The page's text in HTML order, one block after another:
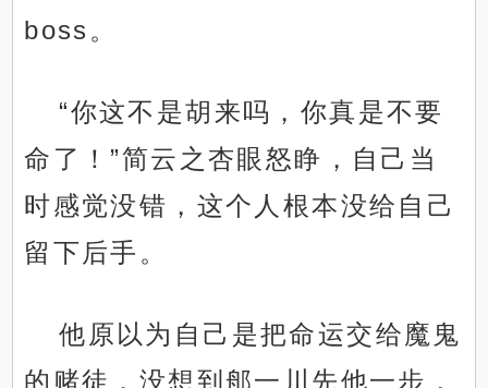
boss。
“你这不是胡来吗，你真是不要
命了！”简云之杏眼怒睁，自己当
时感觉没错，这个人根本没给自己
留下后手。
他原以为自己是把命运交给魔鬼
的赌徒，没想到郍一川先他一步，